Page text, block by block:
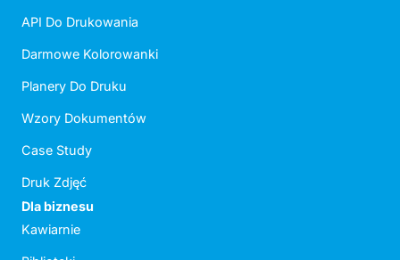
API Do Drukowania
Darmowe Kolorowanki
Planery Do Druku
Wzory Dokumentów
Case Study
Druk Zdjęć
Dla biznesu
Kawiarnie